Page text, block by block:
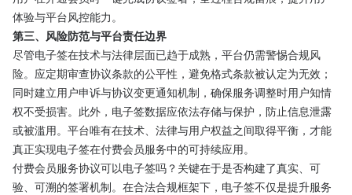
体验与平台风控能力。
第三、风险防范与平台责任边界
尽管电子签在技术与法律层面已趋于成熟，平台仍需警惕合规风
险。应定期审查协议条款的公平性，避免格式条款被认定为无效；
同时建立用户申诉与协议变更通知机制，确保服务调整时用户知情
权不受损害。此外，电子签数据应依法存储与保护，防止信息泄露
或被滥用。平台唯有在技术、法律与用户权益之间取得平衡，才能
真正实现电子签在付费会员服务中的可持续应用。
付费会员服务协议可以电子签吗？关键在于是否构建了真实、可
验、可溯的签署机制。在合法合规框架下，电子签不仅是提升服务